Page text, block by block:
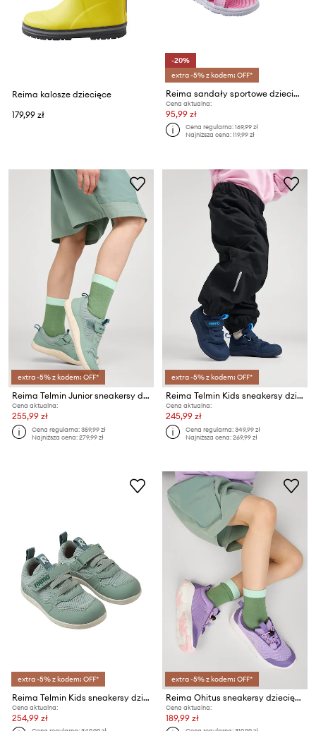
Reima kalosze dziecięce
179,99 zł
-20%
extra -5% z kodem: OFF*
Reima sandały sportowe dziecięce Bungee
Cena aktualna:
95,99 zł
Cena regularna:169,99 zł
Najniższa cena:119,99 zł
extra -5% z kodem: OFF*
Reima Telmin Junior sneakersy dziecięce
Cena aktualna:
255,99 zł
Cena regularna:359,99 zł
Najniższa cena:279,99 zł
extra -5% z kodem: OFF*
Reima Telmin Kids sneakersy dziecięce
Cena aktualna:
245,99 zł
Cena regularna:349,99 zł
Najniższa cena:269,99 zł
extra -5% z kodem: OFF*
Reima Telmin Kids sneakersy dziecięce
Cena aktualna:
254,99 zł
extra -5% z kodem: OFF*
Reima Ohitus sneakersy dziecięce
Cena aktualna:
189,99 zł